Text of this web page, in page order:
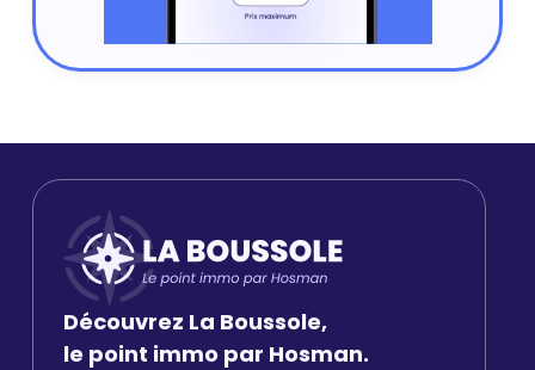
Découvrez La Boussole,
le point immo par Hosman.